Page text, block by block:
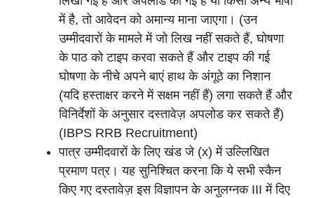
में है, तो आवेदन को अमान्य माना जाएगा। (उन
उम्मीदवारों के मामले में जो लिख नहीं सकते हैं, घोषणा
के पाठ को टाइप करवा सकते हैं और टाइप की गई
घोषणा के नीचे अपने बाएं हाथ के अंगूठे का निशान
(यदि हस्ताक्षर करने में सक्षम नहीं हैं) लगा सकते हैं और
विनिर्देशों के अनुसार दस्तावेज़ अपलोड कर सकते हैं)
(IBPS RRB Recruitment)
पात्र उम्मीदवारों के लिए खंड जे (x) में उल्लिखित
प्रमाण पत्र। यह सुनिश्चित करना कि ये सभी स्कैन
किए गए दस्तावेज़ इस विज्ञापन के अनुलग्नक III में दिए